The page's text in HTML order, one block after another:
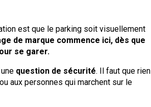
est que le parking soit visuellement
de marque commence ici, dès que
se garer.
question de sécurité. Il faut que rien
aux personnes qui marchent sur le